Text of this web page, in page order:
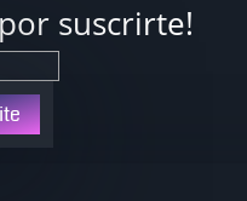
suscrirte!